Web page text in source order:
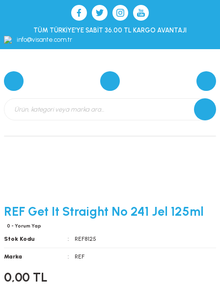
TÜM TÜRKİYE’YE SABİT 36.00 TL KARGO AVANTAJI
info@visante.com.tr
REF Get It Straight No 241 Jel 125ml
0 - Yorum Yap
Stok Kodu REF8125
Marka REF
0,00 TL